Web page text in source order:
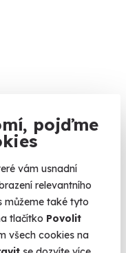
pojďme
vám usnadní
relevantního
můžeme také tyto
tlačítko Povolit
všech cookies na
uděláte obrovskou
na zážitek platí až 24
platnosti. Vrácení
pojištění a
každé objednávce